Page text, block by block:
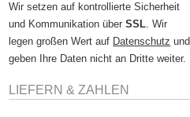
Wir setzen auf kontrollierte Sicherheit
und Kommunikation überSSL. Wir
legen großen Wert auf Datenschutz und
geben Ihre Daten nicht an Dritte weiter.
LIEFERN & ZAHLEN